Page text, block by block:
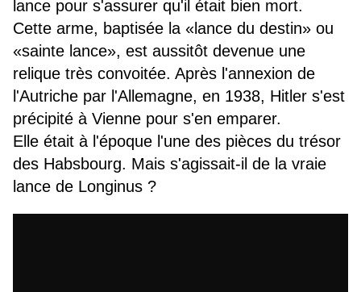
lance pour s'assurer qu'il était bien mort.
Cette arme, baptisée la «lance du destin» ou
«sainte lance», est aussitôt devenue une
relique très convoitée. Après l'annexion de
l'Autriche par l'Allemagne, en 1938, Hitler s'est
précipité à Vienne pour s'en emparer.
Elle était à l'époque l'une des pièces du trésor
des Habsbourg. Mais s'agissait-il de la vraie
lance de Longinus ?